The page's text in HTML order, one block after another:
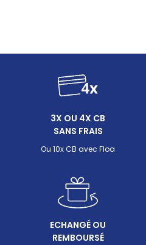
3X OU 4X CB
SANS FRAIS
Ou 10x CB avec Floa
ECHANGÉ OU
REMBOURSÉ